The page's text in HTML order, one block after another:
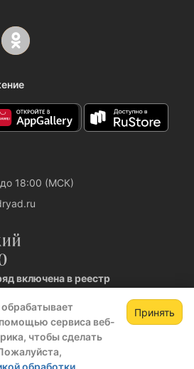
сервиса веб-
чтобы сделать
обработки
Принять
сведения о закупке
18:00 (МСК)
включена в реестр
от 06.02.2026